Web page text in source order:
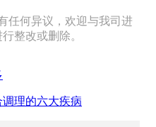
任何异议，欢迎与我司进
整改或删除。
理的六大疾病